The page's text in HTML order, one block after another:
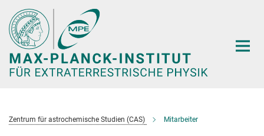
Hauptinhalt
Zentrum für astrochemische Studien (CAS) Mitarbeiter